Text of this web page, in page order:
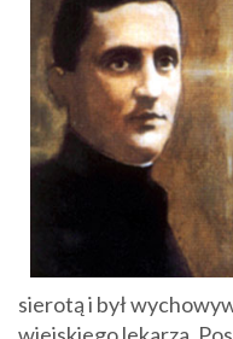
sierotą i był